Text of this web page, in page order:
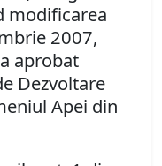
modificarea
2007,
aprobat
Dezvoltare
Apei din